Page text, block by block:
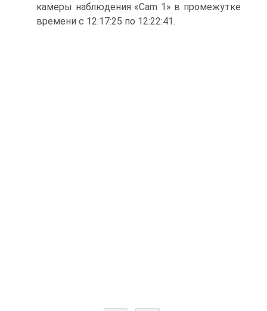
камеры наблюдения «Cam 1» в промежутке
времени с 12:17:25 по 12:22:41.